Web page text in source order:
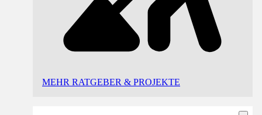
MEHR RATGEBER & PROJEKTE